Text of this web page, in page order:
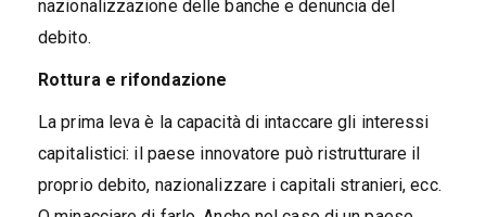
nazionalizzazione delle banche e denuncia del
debito.
Rottura e rifondazione
La prima leva è la capacità di intaccare gli interessi
capitalistici: il paese innovatore può ristrutturare il
proprio debito, nazionalizzare i capitali stranieri, ecc.